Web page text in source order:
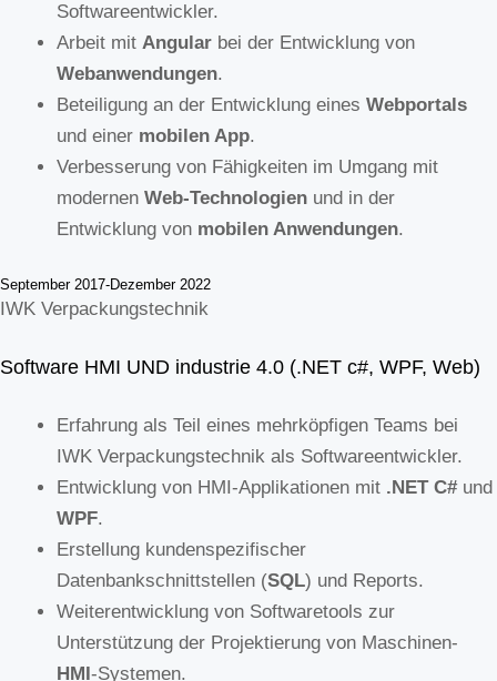
Softwareentwickler.
Arbeit mit Angular bei der Entwicklung von
Webanwendungen.
Beteiligung an der Entwicklung eines Webportals
und einer mobilen App.
Verbesserung von Fähigkeiten im Umgang mit
modernen Web-Technologien und in der
Entwicklung von mobilen Anwendungen.
September 2017-Dezember 2022
IWK Verpackungstechnik
Software HMI UND industrie 4.0 (.NET c#, WPF, Web)
Erfahrung als Teil eines mehrköpfigen Teams bei
IWK Verpackungstechnik als Softwareentwickler.
Entwicklung von HMI-Applikationen mit .NET C#und
WPF.
Erstellung kundenspezifischer
Datenbankschnittstellen (SQL) und Reports.
Weiterentwicklung von Softwaretools zur
Unterstützung der Projektierung von Maschinen-
HMI-Systemen.